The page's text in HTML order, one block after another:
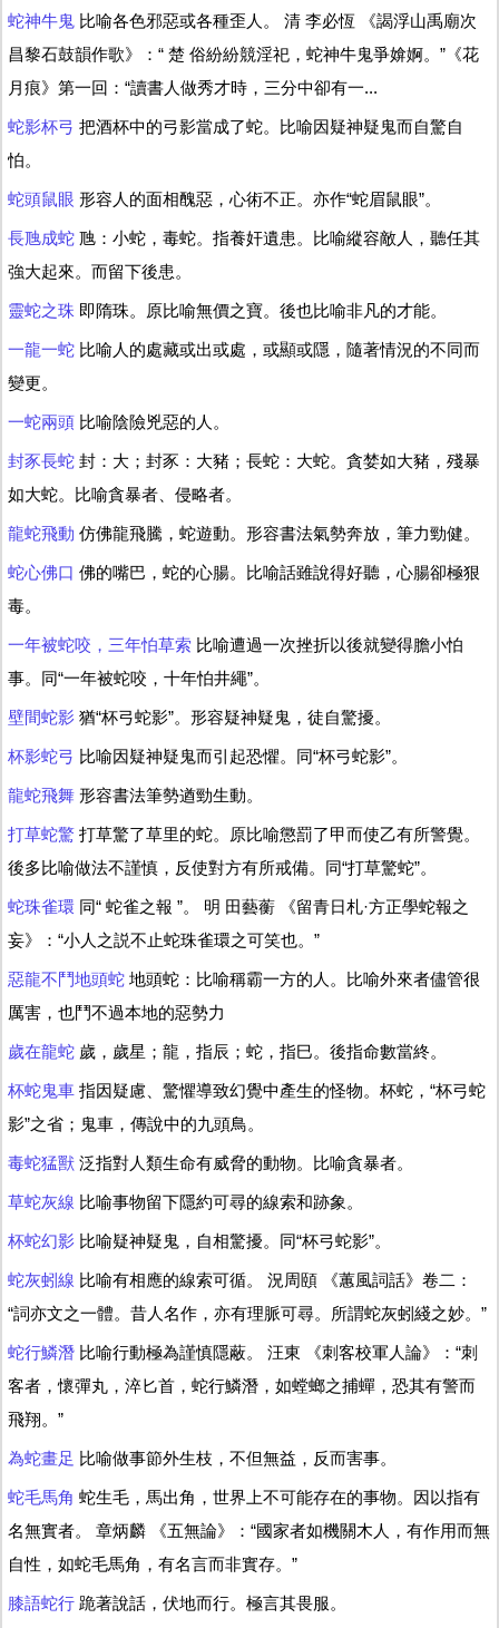
蛇神牛鬼 比喻各色邪惡或各種歪人。 清 李必恆 《謁浮山禹廟次
昌黎石鼓韻作歌》：“ 楚 俗紛紛競淫祀，蛇神牛鬼爭媕婀。”《花
月痕》第一回：“讀書人做秀才時，三分中卻有一...
蛇影杯弓 把酒杯中的弓影當成了蛇。比喻因疑神疑鬼而自驚自
怕。
蛇頭鼠眼 形容人的面相醜惡，心術不正。亦作“蛇眉鼠眼”。
長虺成蛇 虺：小蛇，毒蛇。指養奸遺患。比喻縱容敵人，聽任其
強大起來。而留下後患。
靈蛇之珠 即隋珠。原比喻無價之寶。後也比喻非凡的才能。
一龍一蛇 比喻人的處藏或出或處，或顯或隱，隨著情況的不同而
變更。
一蛇兩頭 比喻陰險兇惡的人。
封豕長蛇 封：大；封豕：大豬；長蛇：大蛇。貪婪如大豬，殘暴
如大蛇。比喻貪暴者、侵略者。
龍蛇飛動 仿佛龍飛騰，蛇遊動。形容書法氣勢奔放，筆力勁健。
蛇心佛口 佛的嘴巴，蛇的心腸。比喻話雖說得好聽，心腸卻極狠
毒。
一年被蛇咬，三年怕草索 比喻遭過一次挫折以後就變得膽小怕
事。同“一年被蛇咬，十年怕井繩”。
壁間蛇影 猶“杯弓蛇影”。形容疑神疑鬼，徒自驚擾。
杯影蛇弓 比喻因疑神疑鬼而引起恐懼。同“杯弓蛇影”。
龍蛇飛舞 形容書法筆勢遒勁生動。
打草蛇驚 打草驚了草里的蛇。原比喻懲罰了甲而使乙有所警覺。
後多比喻做法不謹慎，反使對方有所戒備。同“打草驚蛇”。
蛇珠雀環 同“ 蛇雀之報 ”。 明 田藝蘅 《留青日札·方正學蛇報之
妄》：“小人之説不止蛇珠雀環之可笑也。”
惡龍不鬥地頭蛇 地頭蛇：比喻稱霸一方的人。比喻外來者儘管很
厲害，也鬥不過本地的惡勢力
歲在龍蛇 歲，歲星；龍，指辰；蛇，指巳。後指命數當終。
杯蛇鬼車 指因疑慮、驚懼導致幻覺中產生的怪物。杯蛇，“杯弓蛇
影”之省；鬼車，傳說中的九頭鳥。
毒蛇猛獸 泛指對人類生命有威脅的動物。比喻貪暴者。
草蛇灰線 比喻事物留下隱約可尋的線索和跡象。
杯蛇幻影 比喻疑神疑鬼，自相驚擾。同“杯弓蛇影”。
蛇灰蚓線 比喻有相應的線索可循。 況周頤 《蕙風詞話》卷二：
“詞亦文之一體。昔人名作，亦有理脈可尋。所謂蛇灰蚓綫之妙。”
蛇行鱗潛 比喻行動極為謹慎隱蔽。 汪東 《刺客校軍人論》：“刺
客者，懷彈丸，淬匕首，蛇行鱗潛，如螳螂之捕蟬，恐其有警而
飛翔。”
為蛇畫足 比喻做事節外生枝，不但無益，反而害事。
蛇毛馬角 蛇生毛，馬出角，世界上不可能存在的事物。因以指有
名無實者。 章炳麟 《五無論》：“國家者如機關木人，有作用而無
自性，如蛇毛馬角，有名言而非實存。”
膝語蛇行 跪著說話，伏地而行。極言其畏服。